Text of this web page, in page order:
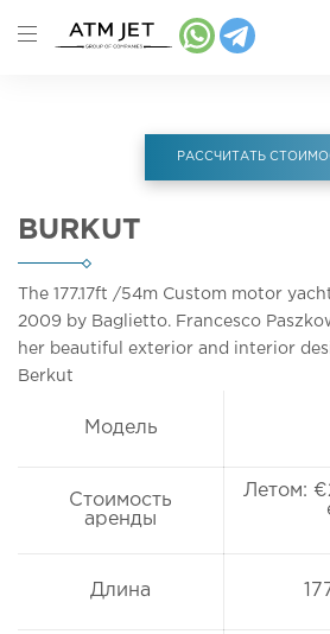
РАССЧИТАТЬ
BURKUT
The 177.17ft /54m Custom motor
2009 by Baglietto. Francesco
her beautiful exterior and interior
Berkut
Модель
Стоимость
аренды
Летом:
Длина